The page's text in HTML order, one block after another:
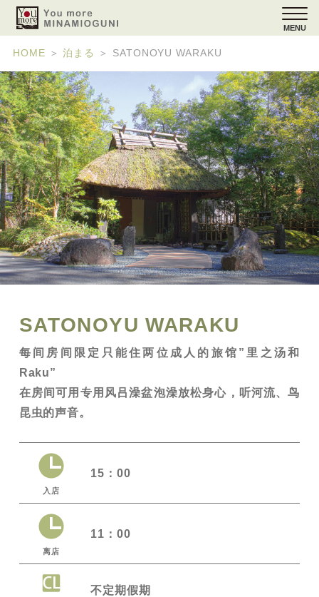
MENU
HOME ＞泊まる ＞ SATONOYU WARAKU
SATONOYU WARAKU
每间房间限定只能住两位成人的旅馆”里之汤和
Raku”
在房间可用专用风吕澡盆泡澡放松身心，听河流、鸟
昆虫的声音。
入店
15：00
离店
11：00
不定期假期